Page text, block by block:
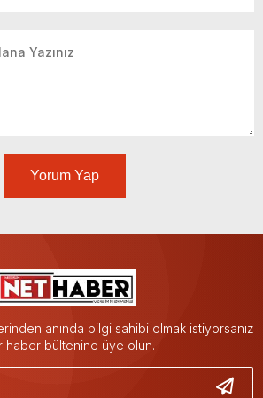
Yorum Yap
anında bilgi sahibi olmak istiyorsanız
haber bültenine üye olun.